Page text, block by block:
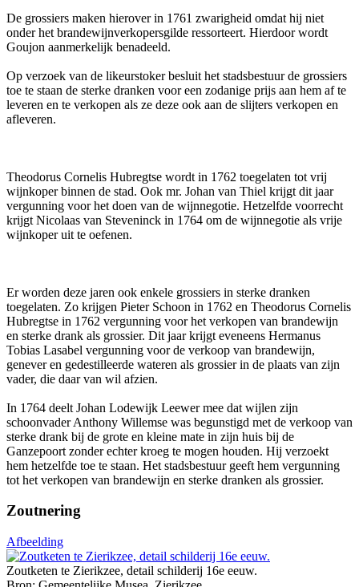
De grossiers maken hierover in 1761 zwarigheid omdat hij niet
onder het brandewijnverkopersgilde ressorteert. Hierdoor wordt
Goujon aanmerkelijk benadeeld.
Op verzoek van de likeurstoker besluit het stadsbestuur de grossiers
toe te staan de sterke dranken voor een zodanige prijs aan hem af te
leveren en te verkopen als ze deze ook aan de slijters verkopen en
afleveren.
Theodorus Cornelis Hubregtse wordt in 1762 toegelaten tot vrij
wijnkoper binnen de stad. Ook mr. Johan van Thiel krijgt dit jaar
vergunning voor het doen van de wijnnegotie. Hetzelfde voorrecht
krijgt Nicolaas van Steveninck in 1764 om de wijnnegotie als vrije
wijnkoper uit te oefenen.
Er worden deze jaren ook enkele grossiers in sterke dranken
toegelaten. Zo krijgen Pieter Schoon in 1762 en Theodorus Cornelis
Hubregtse in 1762 vergunning voor het verkopen van brandewijn
en sterke drank als grossier. Dit jaar krijgt eveneens Hermanus
Tobias Lasabel vergunning voor de verkoop van brandewijn,
genever en gedestilleerde wateren als grossier in de plaats van zijn
vader, die daar van wil afzien.
In 1764 deelt Johan Lodewijk Leewer mee dat wijlen zijn
schoonvader Anthony Willemse was begunstigd met de verkoop van
sterke drank bij de grote en kleine mate in zijn huis bij de
Ganzepoort zonder echter kroeg te mogen houden. Hij verzoekt
hem hetzelfde toe te staan. Het stadsbestuur geeft hem vergunning
tot het verkopen van brandewijn en sterke dranken als grossier.
Zoutnering
Afbeelding
Zoutketen te Zierikzee, detail schilderij 16e eeuw.